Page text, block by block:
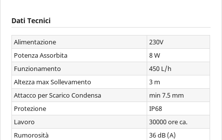
Dati Tecnici
Alimentazione
230V
Potenza Assorbita
8 W
Funzionamento
450 L/h
Altezza max Sollevamento
3 m
Attacco per Scarico Condensa
min 7.5 mm
Protezione
IP68
Lavoro
30000 ore ca.
Rumorosità
36 dB (A)